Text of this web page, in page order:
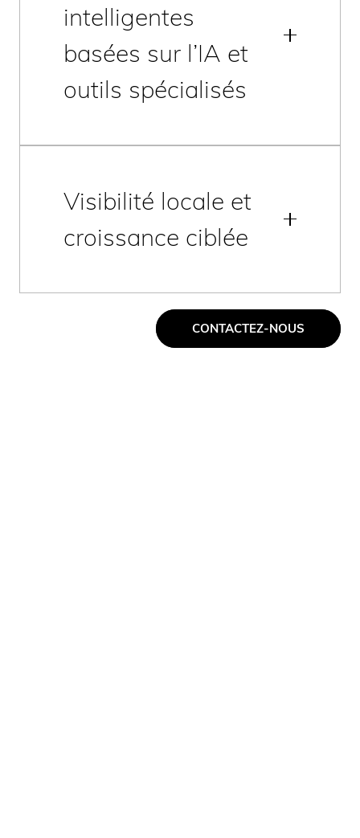
intelligentes
basées sur l’IA et
outils spécialisés
Visibilité locale et
croissance ciblée
CONTACTEZ-NOUS